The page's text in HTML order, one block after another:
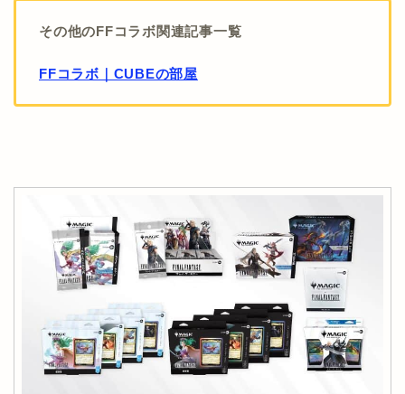
その他のFFコラボ関連記事一覧
FFコラボ｜CUBEの部屋